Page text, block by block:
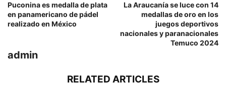
Puconina es medalla de plata
en panamericano de pádel
realizado en México
La Araucanía se luce con 14
medallas de oro en los
juegos deportivos
nacionales y paranacionales
Temuco 2024
admin
RELATED ARTICLES